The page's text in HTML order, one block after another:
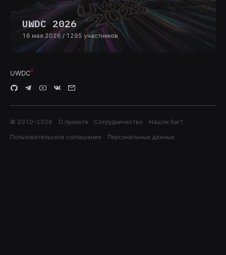
UWDC 2026
16 мая 2026 / 1295 участников
UWDC
© 2010–2026 О проекте Сотрудничество Нашли баг?
Пользовательское соглашение Персональные данные